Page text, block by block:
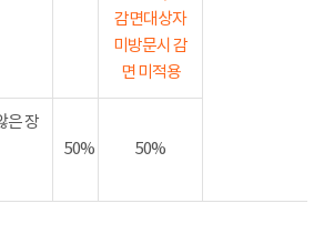
감면대상자
미방문시 감
면 미적용
은 장
50% 50%